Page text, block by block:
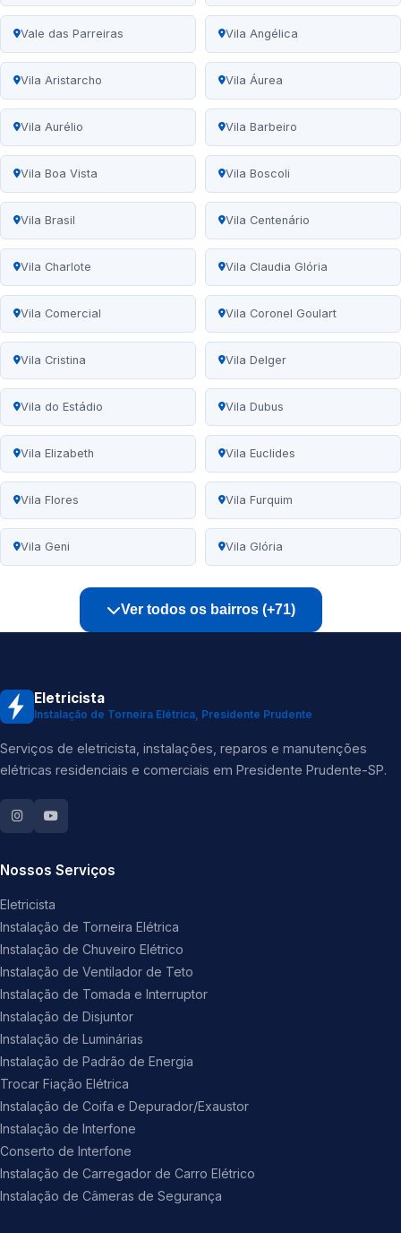
Vale das Parreiras Vila Angélica
Vila Aristarcho Vila Áurea
Vila Aurélio Vila Barbeiro
Vila Boa Vista Vila Boscoli
Vila Brasil Vila Centenário
Vila Charlote Vila Claudia Glória
Vila Comercial Vila Coronel Goulart
Vila Cristina Vila Delger
Vila do Estádio Vila Dubus
Vila Elizabeth Vila Euclides
Vila Flores Vila Furquim
Vila Geni Vila Glória
Ver todos os bairros (+71)
Eletricista
Instalação de Torneira Elétrica, Presidente Prudente
Serviços de eletricista, instalações, reparos e manutenções
elétricas residenciais e comerciais em Presidente Prudente-SP.
Nossos Serviços
Eletricista
Instalação de Torneira Elétrica
Instalação de Chuveiro Elétrico
Instalação de Ventilador de Teto
Instalação de Tomada e Interruptor
Instalação de Disjuntor
Instalação de Luminárias
Instalação de Padrão de Energia
Trocar Fiação Elétrica
Instalação de Coifa e Depurador/Exaustor
Instalação de Interfone
Conserto de Interfone
Instalação de Carregador de Carro Elétrico
Instalação de Câmeras de Segurança